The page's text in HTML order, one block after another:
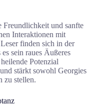
Freundlichkeit und sanfte
Interaktionen mit
finden sich in der
sein raues Äußeres
Potenzial
stärkt sowohl Georgies
zu stellen.